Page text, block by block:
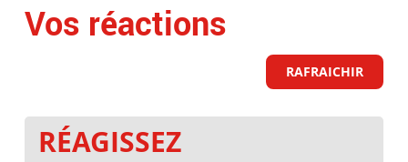
Vos réactions
RAFRAICHIR
RÉAGISSEZ